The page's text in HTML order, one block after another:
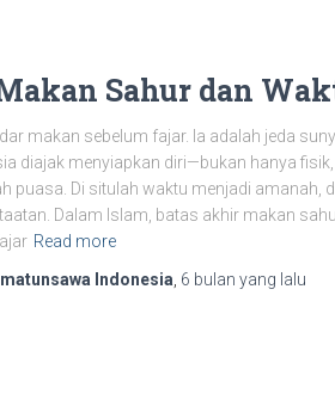
Sahur dan
makan sebelum fajar. Ia adalah jeda
diajak menyiapkan diri—bukan hanya
puasa. Di situlah waktu menjadi amanah,
Dalam Islam, batas akhir makan
Read more
Indonesia 6 bulan yang lalu